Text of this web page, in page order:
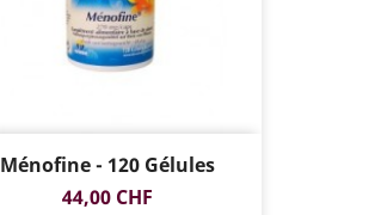
Ménofine - 120 Gélules
Prix
44,00 CHF